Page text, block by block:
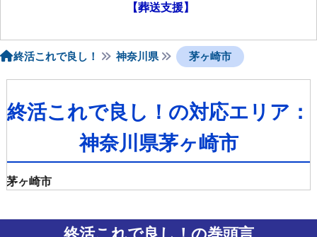
【葬送支援】
終活これで良し！ 神奈川県 茅ヶ崎市
終活これで良し！の対応エリア：
神奈川県茅ヶ崎市
茅ヶ崎市